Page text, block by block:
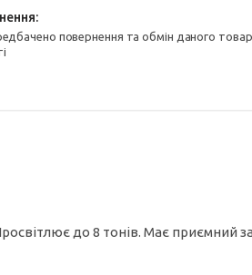
до 8 тонів. Має приємний